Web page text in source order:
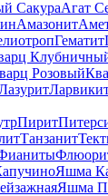
СакураАгат
Амазонит
Гематит
Розовый
Пирит
Танзанит
Яшма
Яшма